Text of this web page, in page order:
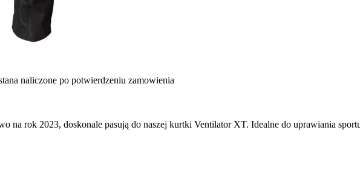
naliczone po potwierdzeniu zamowienia
na rok 2023, doskonale pasują do naszej kurtki Ventilator XT. Idealne do uprawiania